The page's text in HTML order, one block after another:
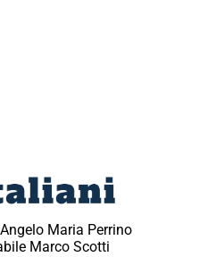
Maria Perrino
Marco Scotti